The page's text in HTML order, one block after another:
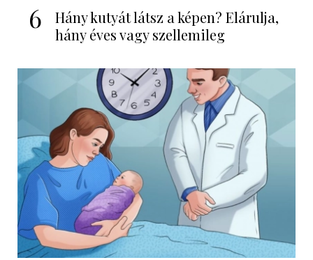
6
Hány kutyát látsz a képen? Elárulja,
hány éves vagy szellemileg